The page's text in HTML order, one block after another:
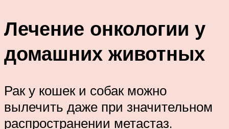
Лечение онкологии у
домашних животных
Рак у кошек и собак можно
вылечить даже при значительном
распространении метастаз.